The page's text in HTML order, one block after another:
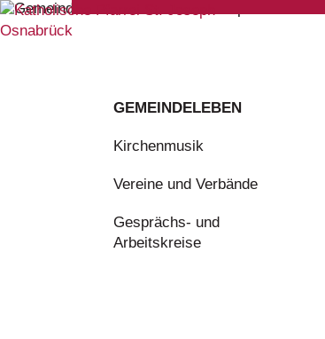
GEMEINDE­LEBEN
Kirchenmusik
Vereine und Verbände
Gesprächs- und
Arbeitskreise